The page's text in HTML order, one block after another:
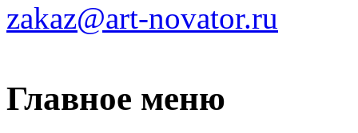
zakaz@art-novator.ru
Главное меню